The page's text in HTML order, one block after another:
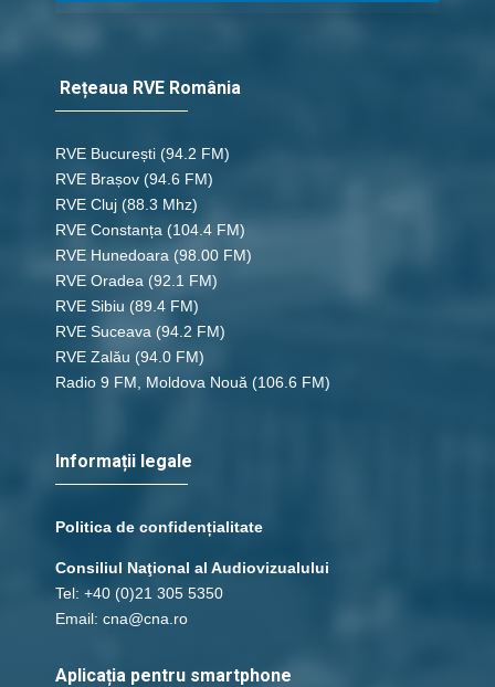
Rețeaua RVE România
RVE București (94.2 FM)
RVE Brașov (94.6 FM)
RVE Cluj (88.3 Mhz)
RVE Constanța (104.4 FM)
RVE Hunedoara (98.00 FM)
RVE Oradea (92.1 FM)
RVE Sibiu (89.4 FM)
RVE Suceava (94.2 FM)
RVE Zalău (94.0 FM)
Radio 9 FM, Moldova Nouă (106.6 FM)
Informații legale
Politica de confidențialitate
Consiliul Naţional al Audiovizualului
Tel: +40 (0)21 305 5350
Email: cna@cna.ro
Aplicația pentru smartphone